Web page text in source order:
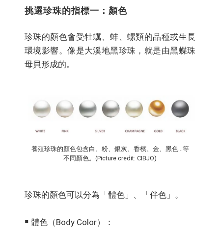
挑選珍珠的指標一：顏色
珍珠的顏色會受牡蠣、蚌、螺類的品種或生長
環境影響。像是大溪地黑珍珠，就是由黑蝶珠
母貝形成的。
養殖珍珠的顏色包含白、粉、銀灰、香檳、金、黑色...等
不同顏色。(Picture credit: CIBJO)
珍珠的顏色可以分為「體色」、「伴色」。
￭ 體色（Body Color）：